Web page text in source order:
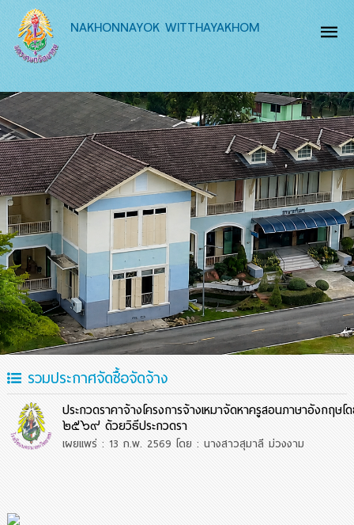
NAKHONNAYOK WITTHAYAKHOM
รวมประกาศจัดซื้อจัดจ้าง
ประกวดราคาจ้างโครงการจ้างเหมาจัดหาครูสอนภาษาอังกฤษ
๒๕๖๙ ด้วยวิธีประกวดรา
เผยแพร่ : 13 ก.พ. 2569 โดย : นางสาวสุมาลี ม่วงงาม